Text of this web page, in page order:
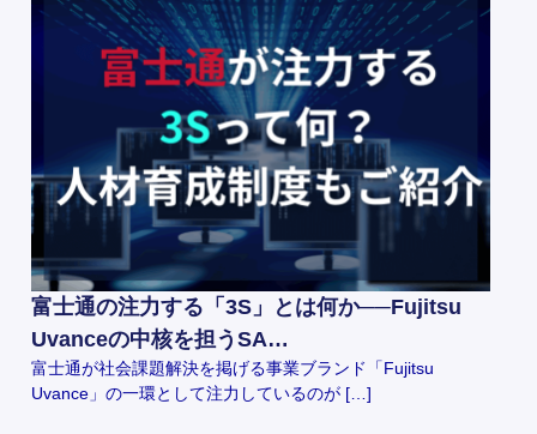
富士通の注力する「3S」とは何か──Fujitsu
Uvanceの中核を担うSA…
富士通が社会課題解決を掲げる事業ブランド「Fujitsu
Uvance」の一環として注力しているのが […]